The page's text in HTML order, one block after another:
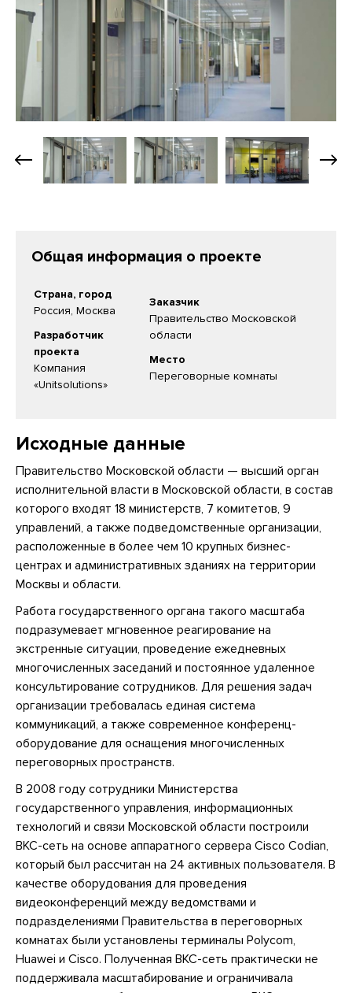
Общая информация о проекте
Страна, город
Россия, Москва
Разработчик
проекта
Компания
«Unitsolutions»
Заказчик
Правительство Московской
области
Место
Переговорные комнаты
Исходные данные
Правительство Московской области — высший орган
исполнительной власти в Московской области, в состав
которого входят 18 министерств, 7 комитетов, 9
управлений, а также подведомственные организации,
расположенные в более чем 10 крупных бизнес-
центрах и административных зданиях на территории
Москвы и области.
Работа государственного органа такого масштаба
подразумевает мгновенное реагирование на
экстренные ситуации, проведение ежедневных
многочисленных заседаний и постоянное удаленное
консультирование сотрудников. Для решения задач
организации требовалась единая система
коммуникаций, а также современное конференц-
оборудование для оснащения многочисленных
переговорных пространств.
В 2008 году сотрудники Министерства
государственного управления, информационных
технологий и связи Московской области построили
ВКС-сеть на основе аппаратного сервера Cisco Codian,
который был рассчитан на 24 активных пользователя. В
качестве оборудования для проведения
видеоконференций между ведомствами и
подразделениями Правительства в переговорных
комнатах были установлены терминалы Polycom,
Huawei и Cisco. Полученная ВКС-сеть практически не
поддерживала масштабирование и ограничивала